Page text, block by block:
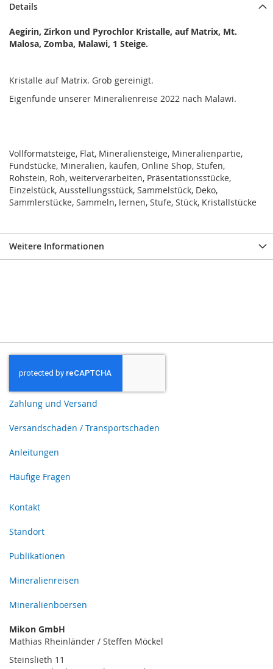
Details
Aegirin, Zirkon und Pyrochlor Kristalle, auf Matrix, Mt.
Malosa, Zomba, Malawi, 1 Steige.
Kristalle auf Matrix. Grob gereinigt.
Eigenfunde unserer Mineralienreise 2022 nach Malawi.
Vollformatsteige, Flat, Mineraliensteige, Mineralienpartie,
Fundstücke, Mineralien, kaufen, Online Shop, Stufen,
Rohstein, Roh, weiterverarbeiten, Präsentationsstücke,
Einzelstück, Ausstellungsstück, Sammelstück, Deko,
Sammlerstücke, Sammeln, lernen, Stufe, Stück, Kristallstücke
Weitere Informationen
Zahlung und Versand
Versandschaden / Transportschaden
Anleitungen
Häufige Fragen
Kontakt
Standort
Publikationen
Mineralienreisen
Mineralienboersen
Mikon GmbH
Mathias Rheinländer / Steffen Möckel
Steinslieth 11